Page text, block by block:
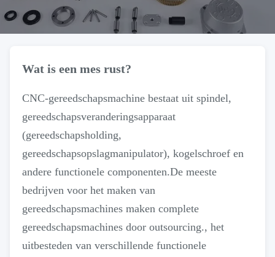
Wat is een mes rust?
CNC-gereedschapsmachine bestaat uit spindel,
gereedschapsveranderingsapparaat
(gereedschapsholding,
gereedschapsopslagmanipulator), kogelschroef en
andere functionele componenten.De meeste
bedrijven voor het maken van
gereedschapsmachines maken complete
gereedschapsmachines door outsourcing., het
uitbesteden van verschillende functionele